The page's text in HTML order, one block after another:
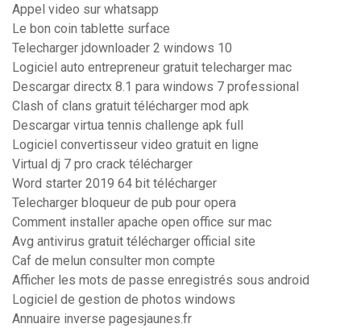
Appel video sur whatsapp
Le bon coin tablette surface
Telecharger jdownloader 2 windows 10
Logiciel auto entrepreneur gratuit telecharger mac
Descargar directx 8.1 para windows 7 professional
Clash of clans gratuit télécharger mod apk
Descargar virtua tennis challenge apk full
Logiciel convertisseur video gratuit en ligne
Virtual dj 7 pro crack télécharger
Word starter 2019 64 bit télécharger
Telecharger bloqueur de pub pour opera
Comment installer apache open office sur mac
Avg antivirus gratuit télécharger official site
Caf de melun consulter mon compte
Afficher les mots de passe enregistrés sous android
Logiciel de gestion de photos windows
Annuaire inverse pagesjaunes.fr